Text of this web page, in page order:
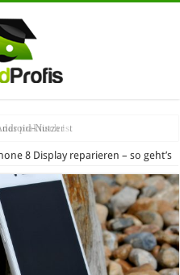
praktisch ist
8 Display reparieren – so geht’s